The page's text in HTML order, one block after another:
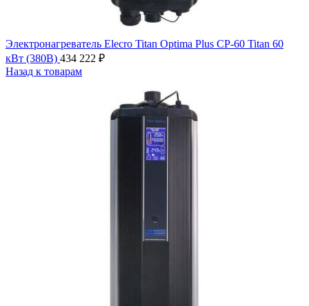
Электронагреватель Elecro Titan Optima Plus СP-60 Titan 60
кВт (380В) 434 222 ₽
Назад к товарам